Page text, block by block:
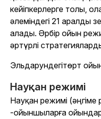
кейіпкерлерге толы,
әлеміндегі 21 аралды
алады. Әрбір ойын
әртүрлі
Эльдарундегітөрт
Науқан режимі
Науқан режимі
-ойыншыларға